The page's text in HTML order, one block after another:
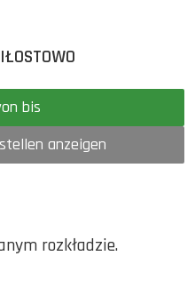
Gültig von bis
anzeigen
rozkładzie.